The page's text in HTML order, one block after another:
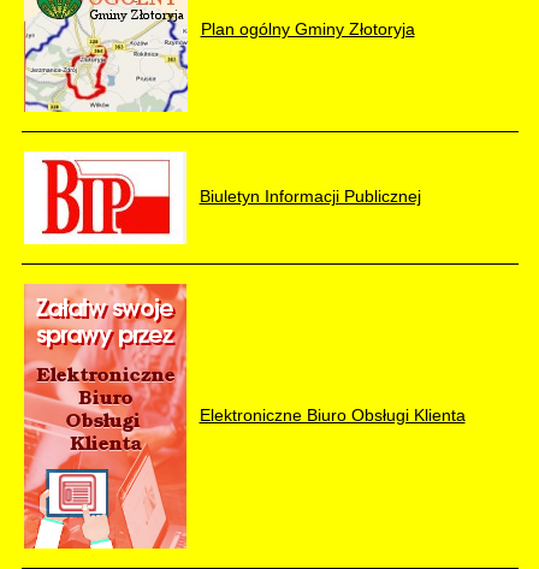
Plan ogólny Gminy Złotoryja
Biuletyn Informacji Publicznej
Elektroniczne Biuro Obsługi Klienta